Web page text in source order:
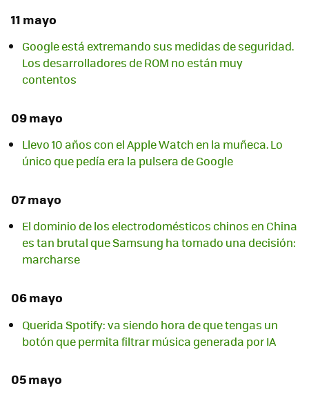
11 mayo
Google está extremando sus medidas de seguridad.
Los desarrolladores de ROM no están muy
contentos
09 mayo
Llevo 10 años con el Apple Watch en la muñeca. Lo
único que pedía era la pulsera de Google
07 mayo
El dominio de los electrodomésticos chinos en China
es tan brutal que Samsung ha tomado una decisión:
marcharse
06 mayo
Querida Spotify: va siendo hora de que tengas un
botón que permita filtrar música generada por IA
05 mayo